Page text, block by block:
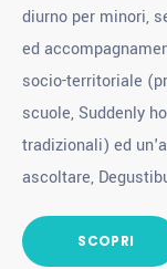
diurno per minori,
ed
socio-territoriale
scuole, Suddenly
tradizionali) ed
ascoltare,
SCOPRI